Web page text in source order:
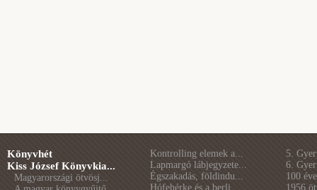
Könyvhét
Kiss József Könyvkia...
Magyarországi ötvösj...
Kontrolling elemek a...
Lapmargó lábjegyzete...
Égszakadás, földindu...
Hófehérke és a berli...
5.
6.
100
1956